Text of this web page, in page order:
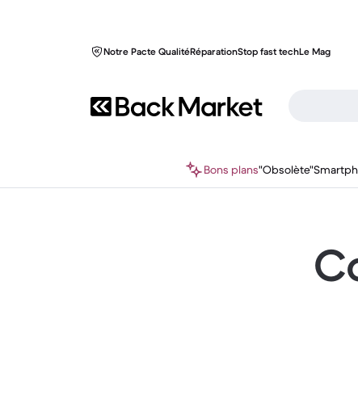
Notre Pacte QualitéRéparationStop fast techLe Mag
Bons plans"Obsolète"